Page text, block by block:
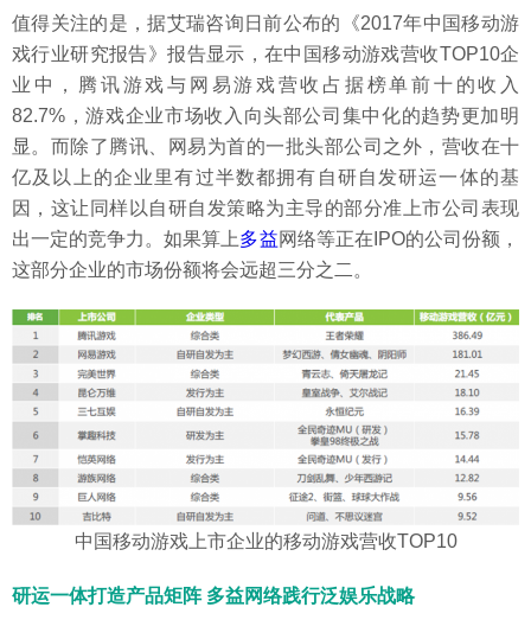
值得关注的是，据艾瑞咨询日前公布的《2017年中国移动游
戏行业研究报告》报告显示，在中国移动游戏营收TOP10企
业中，腾讯游戏与网易游戏营收占据榜单前十的收入
82.7%，游戏企业市场收入向头部公司集中化的趋势更加明
显。而除了腾讯、网易为首的一批头部公司之外，营收在十
亿及以上的企业里有过半数都拥有自研自发研运一体的基
因，这让同样以自研自发策略为主导的部分准上市公司表现
出一定的竞争力。如果算上多益网络等正在IPO的公司份额，
这部分企业的市场份额将会远超三分之二。
中国移动游戏上市企业的移动游戏营收TOP10
研运一体打造产品矩阵 多益网络践行泛娱乐战略